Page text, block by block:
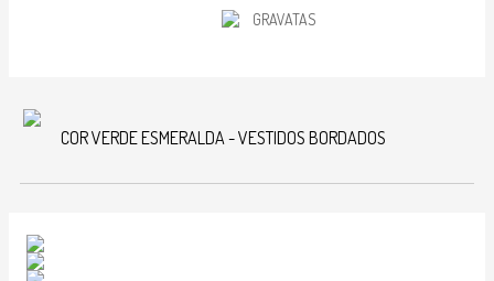
GRAVATAS
COR VERDE ESMERALDA - VESTIDOS BORDADOS